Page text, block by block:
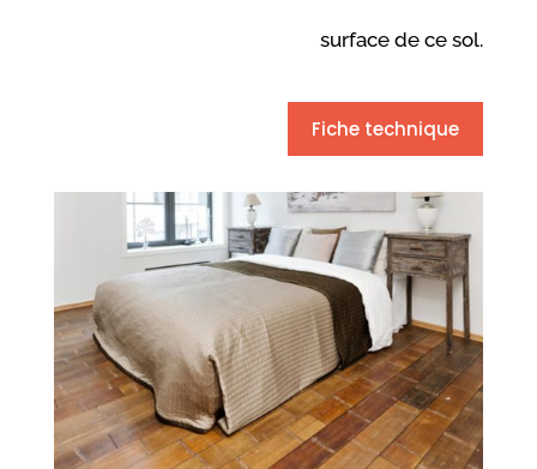
surface de ce sol.
Fiche technique